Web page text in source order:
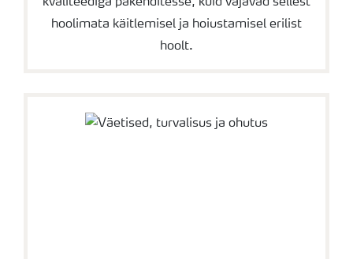
hoolimata käitlemisel ja hoiustamisel erilist
hoolt.